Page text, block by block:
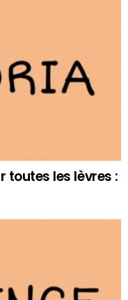
toutes les lèvres :